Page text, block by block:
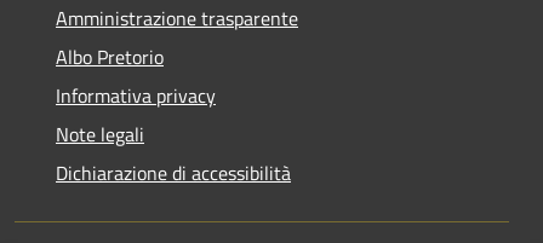
Amministrazione trasparente
Albo Pretorio
Informativa privacy
Note legali
Dichiarazione di accessibilità